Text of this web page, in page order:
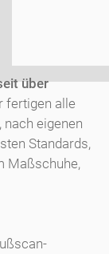
über
fertigen alle
nach eigenen
Standards,
Maßschuhe,